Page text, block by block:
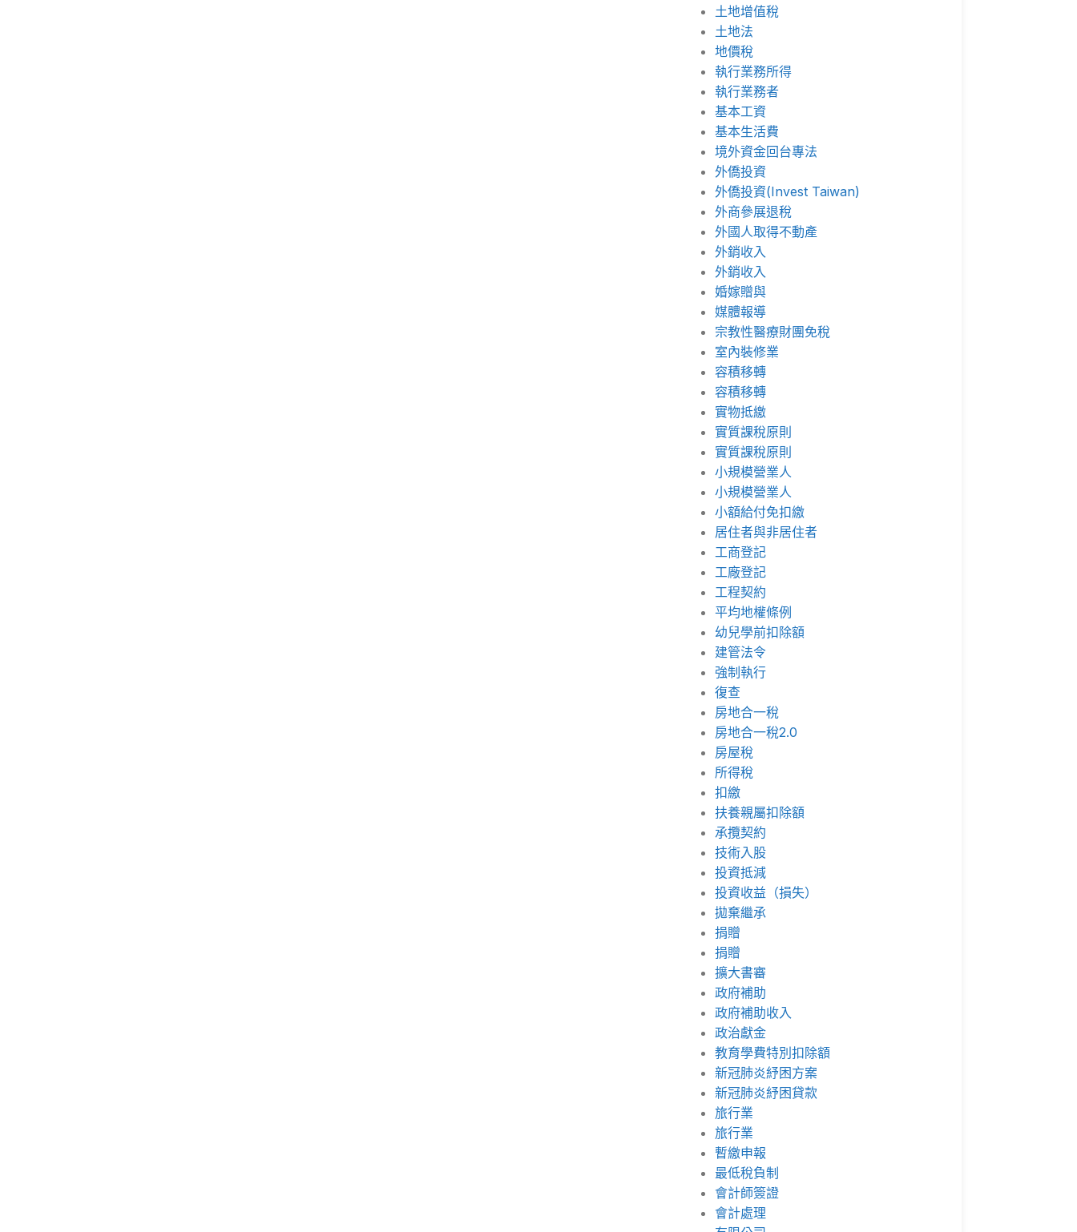
土地增值稅
土地法
地價稅
執行業務所得
執行業務者
基本工資
基本生活費
境外資金回台專法
外僑投資
外僑投資(Invest Taiwan)
外商參展退稅
外國人取得不動產
外銷收入
外銷收入
婚嫁贈與
媒體報導
宗教性醫療財團免稅
室內裝修業
容積移轉
容積移轉
實物抵繳
實質課稅原則
實質課稅原則
小規模營業人
小規模營業人
小額給付免扣繳
居住者與非居住者
工商登記
工廠登記
工程契約
平均地權條例
幼兒學前扣除額
建管法令
強制執行
復查
房地合一稅
房地合一稅2.0
房屋稅
所得稅
扣繳
扶養親屬扣除額
承攬契約
技術入股
投資抵減
投資收益（損失）
拋棄繼承
捐贈
捐贈
擴大書審
政府補助
政府補助收入
政治獻金
教育學費特別扣除額
新冠肺炎紓困方案
新冠肺炎紓困貸款
旅行業
旅行業
暫繳申報
最低稅負制
會計師簽證
會計處理